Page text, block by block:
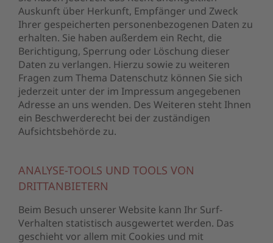
Auskunft über Herkunft, Empfänger und Zweck
Ihrer gespeicherten personenbezogenen Daten zu
erhalten. Sie haben außerdem ein Recht, die
Berichtigung, Sperrung oder Löschung dieser
Daten zu verlangen. Hierzu sowie zu weiteren
Fragen zum Thema Datenschutz können Sie sich
jederzeit unter der im Impressum angegebenen
Adresse an uns wenden. Des Weiteren steht Ihnen
ein Beschwerderecht bei der zuständigen
Aufsichtsbehörde zu.
ANALYSE-TOOLS UND TOOLS VON
DRITTANBIETERN
Beim Besuch unserer Website kann Ihr Surf-
Verhalten statistisch ausgewertet werden. Das
geschieht vor allem mit Cookies und mit